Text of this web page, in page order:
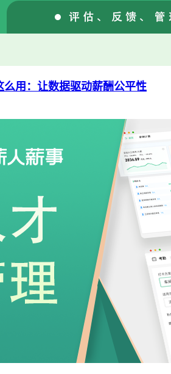
么用：让数据驱动薪酬公平性